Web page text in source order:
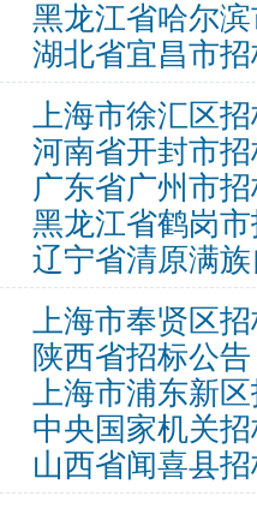
黑龙江省哈尔
湖北省宜昌市
上海市徐汇区
河南省开封市
广东省广州市
黑龙江省鹤岗
辽宁省清原满
上海市奉贤区
陕西省招标公告
上海市浦东新
中央国家机关
山西省闻喜县